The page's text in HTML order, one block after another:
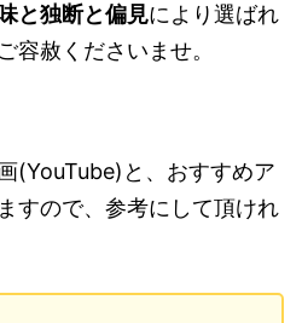
と独断と偏見により選ばれ
容赦くださいませ。
(YouTube)と、おすすめア
すので、参考にして頂けれ